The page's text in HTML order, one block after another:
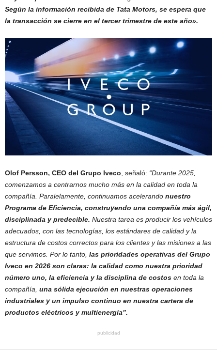
Según la información recibida de Tata Motors, se espera que
la transacción se cierre en el tercer trimestre de este año».
Olof Persson, CEO del Grupo Iveco , señaló: “Durante 2025,
comenzamos a centrarnos mucho más en la calidad en toda la
compañía. Paralelamente, continuamos acelerando nuestro
Programa de Eficiencia, construyendo una compañía más ágil,
disciplinada y predecible. Nuestra tarea es producir los vehículos
adecuados, con las tecnologías, los estándares de calidad y la
estructura de costos correctos para los clientes y las misiones a las
que servimos. Por lo tanto, las prioridades operativas del Grupo
Iveco en 2026 son claras: la calidad como nuestra prioridad
número uno, la eficiencia y la disciplina de costos en toda la
compañía, una sólida ejecución en nuestras operaciones
industriales y un impulso continuo en nuestra cartera de
productos eléctricos y multienergía”.
publicidad